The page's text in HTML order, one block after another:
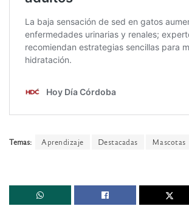
Temas: Aprendizaje Destacadas Mascotas